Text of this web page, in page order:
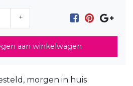
+
aan winkelwagen
morgen in huis